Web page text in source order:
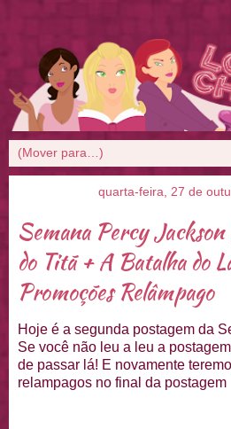
quarta-feira, 27 de
Semana Percy
do Titã + A Batalha do
Promoções Relâmpago
Hoje é a segunda postagem da
Se você não leu a leu a
de passar lá! E novamente
relampagos no final da postagem